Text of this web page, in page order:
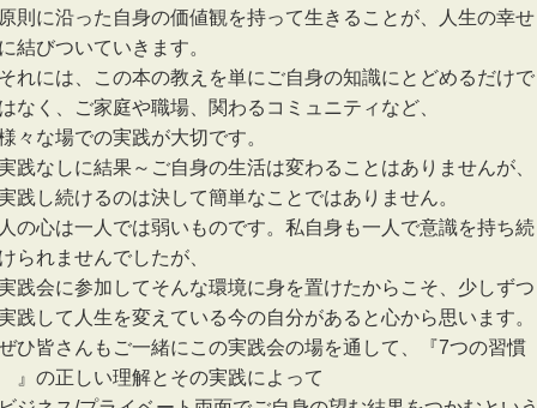
則に沿った自身の価値観を持って生きることが、人生の幸せ
結びついていきます。
れには、この本の教えを単にご自身の知識にとどめるだけで
なく、ご家庭や職場、関わるコミュニティなど、
々な場での実践が大切です。
践なしに結果～ご自身の生活は変わることはありませんが、
践し続けるのは決して簡単なことではありません。
の心は一人では弱いものです。私自身も一人で意識を持ち続
られませんでしたが、
践会に参加してそんな環境に身を置けたからこそ、少しずつ
践して人生を変えている今の自分があると心から思います。
ひ皆さんもご一緒にこの実践会の場を通して、『7つの習慣
』の正しい理解とその実践によって